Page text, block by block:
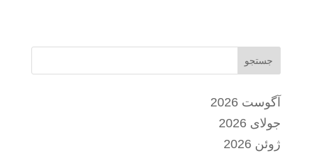
جستجو
آگوست 2026
جولای 2026
ژوئن 2026